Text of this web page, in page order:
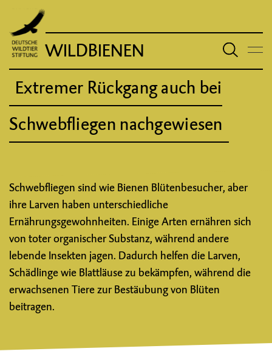
WILDBIENEN
Extremer Rückgang auch bei
Schwebfliegen nachgewiesen
Schwebfliegen sind wie Bienen Blütenbesucher, aber
ihre Larven haben unterschiedliche
Ernährungsgewohnheiten. Einige Arten ernähren sich
von toter organischer Substanz, während andere
lebende Insekten jagen. Dadurch helfen die Larven,
Schädlinge wie Blattläuse zu bekämpfen, während die
erwachsenen Tiere zur Bestäubung von Blüten
beitragen.